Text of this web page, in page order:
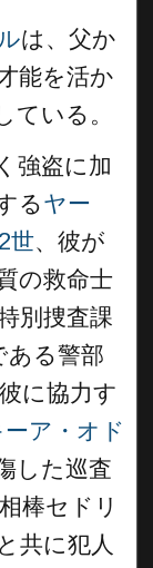
は、父か
能を活か
ている。
強盗に加
るヤー
世、彼が
の救命士
別捜査課
ある警部
に協力す
ーア・オド
した巡査
棒セドリ
共に犯人